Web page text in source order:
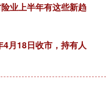
业上半年有这些新趋
月18日收市，持有人